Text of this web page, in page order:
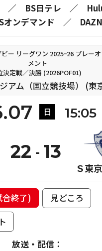
／ BS日テレ ／
オンデマンド
／ DAZN
ー リーグワン 2025ｰ26 プレー
メント
決定戦／決勝 (2026POF01)
アム（国立競技場） (東
日 15:05
22
Ｓ東
13
終了)
見どころ
放送・配信：